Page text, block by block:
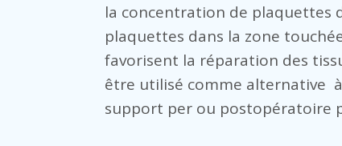
la concentration de plaquettes
plaquettes dans la zone
favorisent la réparation des
être utilisé comme alternative
support per ou postopératoire